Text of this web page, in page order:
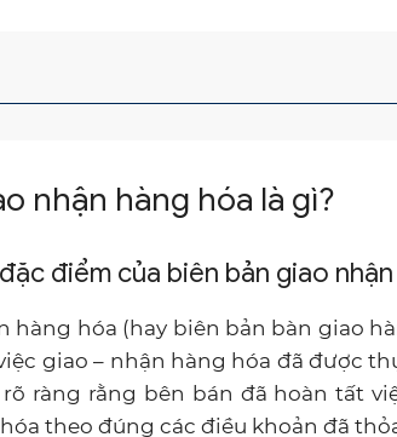
nhận hàng hóa là gì?
đặc điểm của biên bản giao
hàng hóa (hay biên bản bàn giao
giao – nhận hàng hóa đã được
ràng rằng bên bán đã hoàn tất
theo đúng các điều khoản đã